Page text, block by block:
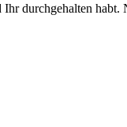
durchgehalten